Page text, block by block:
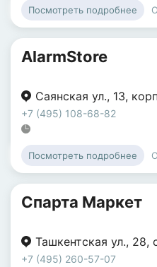
Посмотреть подробнее
AlarmStore
Саянская ул., 13,
+7 (495) 108-68-82
Посмотреть подробнее
Спарта Маркет
Ташкентская ул., 28,
+7 (495) 260-57-07